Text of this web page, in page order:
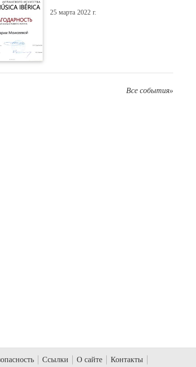
25 марта 2022 г.
Все события»
Ссылки О сайте Контакты